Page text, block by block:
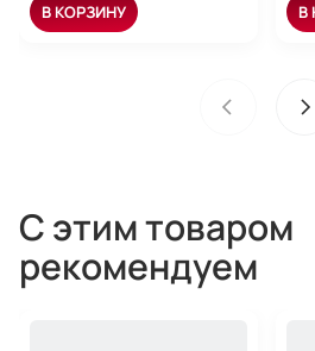
В КОРЗИНУ В
С этим товаром
рекомендуем